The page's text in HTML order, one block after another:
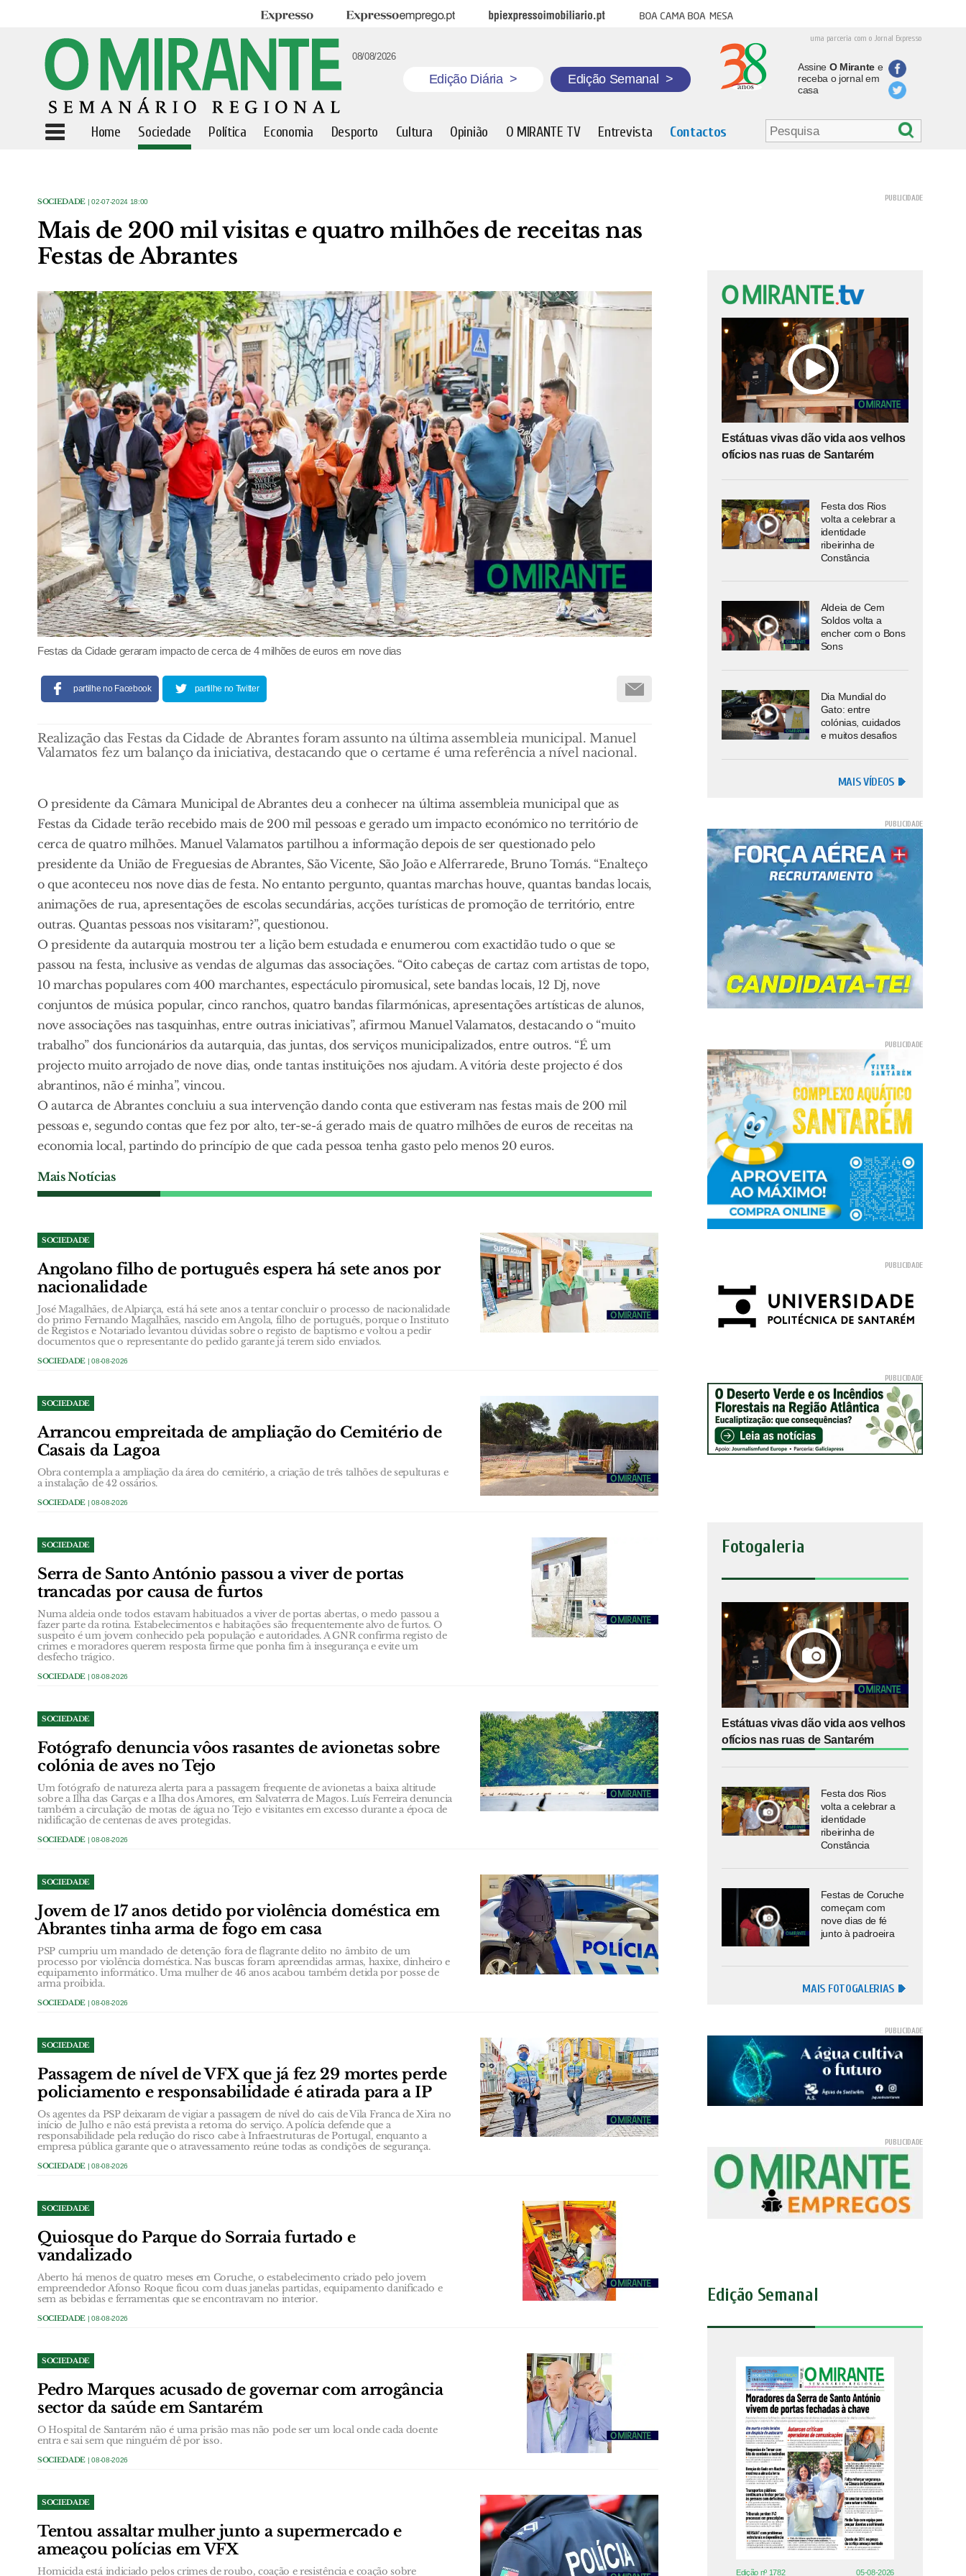
Expresso Expresso Emprego BPI Expresso Imobiliário Boa cama boa mesa
uma parceria com o Jornal Expresso
08/08/2026
Edição Diária > Edição Semanal >
Assine O Mirantee
receba o jornal em
casa
Home Sociedade Política Economia Desporto Cultura Opinião O MIRANTE TV Entrevista Contactos
SOCIEDADE | 02-07-2024 18:00
Mais de 200 mil visitas e quatro milhões de receitas nas
Festas de Abrantes
Festas da Cidade geraram impacto de cerca de 4 milhões de euros em nove dias
partilhe no Facebook partilhe no Twitter
Realização das Festas da Cidade de Abrantes foram assunto na última assembleia municipal. Manuel
Valamatos fez um balanço da iniciativa, destacando que o certame é uma referência a nível nacional.
O presidente da Câmara Municipal de Abrantes deu a conhecer na última assembleia municipal que as
Festas da Cidade terão recebido mais de 200 mil pessoas e gerado um impacto económico no território de
cerca de quatro milhões. Manuel Valamatos partilhou a informação depois de ser questionado pelo
presidente da União de Freguesias de Abrantes, São Vicente, São João e Alferrarede, Bruno Tomás. “Enalteço
o que aconteceu nos nove dias de festa. No entanto pergunto, quantas marchas houve, quantas bandas locais,
animações de rua, apresentações de escolas secundárias, acções turísticas de promoção de território, entre
outras. Quantas pessoas nos visitaram?”, questionou.
O presidente da autarquia mostrou ter a lição bem estudada e enumerou com exactidão tudo o que se
passou na festa, inclusive as vendas de algumas das associações. “Oito cabeças de cartaz com artistas de topo,
10 marchas populares com 400 marchantes, espectáculo piromusical, sete bandas locais, 12 Dj, nove
conjuntos de música popular, cinco ranchos, quatro bandas filarmónicas, apresentações artísticas de alunos,
nove associações nas tasquinhas, entre outras iniciativas”, afirmou Manuel Valamatos, destacando o “muito
trabalho” dos funcionários da autarquia, das juntas, dos serviços municipalizados, entre outros. “É um
projecto muito arrojado de nove dias, onde tantas instituições nos ajudam. A vitória deste projecto é dos
abrantinos, não é minha”, vincou.
O autarca de Abrantes concluiu a sua intervenção dando conta que estiveram nas festas mais de 200 mil
pessoas e, segundo contas que fez por alto, ter-se-á gerado mais de quatro milhões de euros de receitas na
economia local, partindo do princípio de que cada pessoa tenha gasto pelo menos 20 euros.
Mais Notícias
SOCIEDADE
Angolano filho de português espera há sete anos por
nacionalidade
José Magalhães, de Alpiarça, está há sete anos a tentar concluir o processo de nacionalidade
do primo Fernando Magalhães, nascido em Angola, filho de português, porque o Instituto
de Registos e Notariado levantou dúvidas sobre o registo de baptismo e voltou a pedir
documentos que o representante do pedido garante já terem sido enviados.
SOCIEDADE | 08-08-2026
SOCIEDADE
Arrancou empreitada de ampliação do Cemitério de
Casais da Lagoa
Obra contempla a ampliação da área do cemitério, a criação de três talhões de sepulturas e
a instalação de 42 ossários.
SOCIEDADE | 08-08-2026
SOCIEDADE
Serra de Santo António passou a viver de portas
trancadas por causa de furtos
Numa aldeia onde todos estavam habituados a viver de portas abertas, o medo passou a
fazer parte da rotina. Estabelecimentos e habitações são frequentemente alvo de furtos. O
suspeito é um jovem conhecido pela população e autoridades. A GNR confirma registo de
crimes e moradores querem resposta firme que ponha fim à insegurança e evite um
desfecho trágico.
SOCIEDADE | 08-08-2026
SOCIEDADE
Fotógrafo denuncia vôos rasantes de avionetas sobre
colónia de aves no Tejo
Um fotógrafo de natureza alerta para a passagem frequente de avionetas a baixa altitude
sobre a Ilha das Garças e a Ilha dos Amores, em Salvaterra de Magos. Luís Ferreira denuncia
também a circulação de motas de água no Tejo e visitantes em excesso durante a época de
nidificação de centenas de aves protegidas.
SOCIEDADE | 08-08-2026
SOCIEDADE
Jovem de 17 anos detido por violência doméstica em
Abrantes tinha arma de fogo em casa
PSP cumpriu um mandado de detenção fora de flagrante delito no âmbito de um
processo por violência doméstica. Nas buscas foram apreendidas armas, haxixe, dinheiro e
equipamento informático. Uma mulher de 46 anos acabou também detida por posse de
arma proibida.
SOCIEDADE | 08-08-2026
SOCIEDADE
Passagem de nível de VFX que já fez 29 mortes perde
policiamento e responsabilidade é atirada para a IP
Os agentes da PSP deixaram de vigiar a passagem de nível do cais de Vila Franca de Xira no
início de Julho e não está prevista a retoma do serviço. A polícia defende que a
responsabilidade pela redução do risco cabe à Infraestruturas de Portugal, enquanto a
empresa pública garante que o atravessamento reúne todas as condições de segurança.
SOCIEDADE | 08-08-2026
SOCIEDADE
Quiosque do Parque do Sorraia furtado e
vandalizado
Aberto há menos de quatro meses em Coruche, o estabelecimento criado pelo jovem
empreendedor Afonso Roque ficou com duas janelas partidas, equipamento danificado e
sem as bebidas e ferramentas que se encontravam no interior.
SOCIEDADE | 08-08-2026
SOCIEDADE
Pedro Marques acusado de governar com arrogância
sector da saúde em Santarém
O Hospital de Santarém não é uma prisão mas não pode ser um local onde cada doente
entra e sai sem que ninguém dê por isso.
SOCIEDADE | 08-08-2026
SOCIEDADE
Tentou assaltar mulher junto a supermercado e
ameaçou polícias em VFX
Homicida está indiciado pelos crimes de roubo, coação e resistência e coação sobre
Estátuas vivas dão vida aos velhos
ofícios nas ruas de Santarém
Festa dos Rios
volta a celebrar a
identidade
ribeirinha de
Constância
Aldeia de Cem
Soldos volta a
encher com o Bons
Sons
Dia Mundial do
Gato: entre
colónias, cuidados
e muitos desafios
MAIS VÍDEOS
Fotogaleria
Estátuas vivas dão vida aos velhos
ofícios nas ruas de Santarém
Festa dos Rios
volta a celebrar a
identidade
ribeirinha de
Constância
Festas de Coruche
começam com
nove dias de fé
junto à padroeira
MAIS FOTOGALERIAS
Edição Semanal
Edição nº 1782 05-08-2026